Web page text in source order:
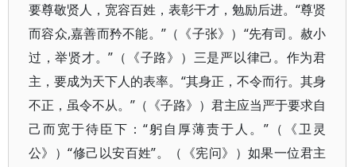
要尊敬贤人，宽容百姓，表彰干才，勉励后进。“尊贤
而容众,嘉善而矜不能。”（《子张》）“先有司。赦小
过，举贤才。”（《子路》）三是严以律己。作为君
主，要成为天下人的表率。“其身正，不令而行。其身
不正，虽令不从。”（《子路》）君主应当严于要求自
己而宽于待臣下：“躬自厚薄责于人。”（《卫灵
公》）“修己以安百姓”。（《宪问》）如果一位君主